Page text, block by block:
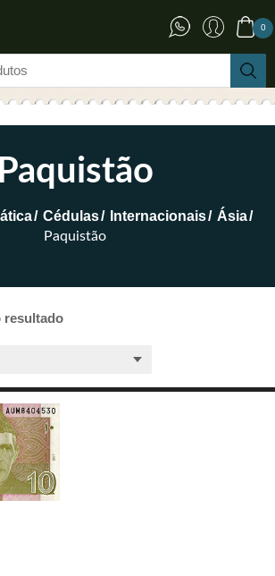
0
Paquistão
Cédulas Internacionais Ásia
Paquistão
resultado